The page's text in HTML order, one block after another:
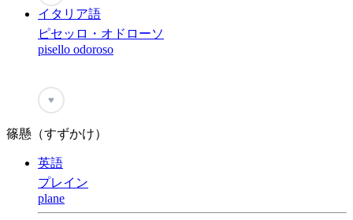
イタリア語
ピセッロ・オドローソ
pisello odoroso
♥
篠懸（すずかけ）
英語
プレイン
plane